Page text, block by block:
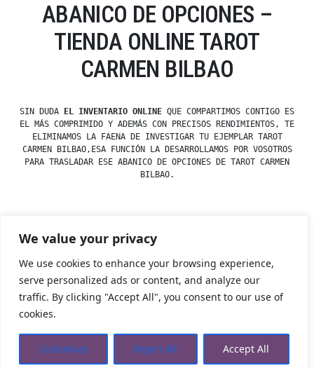
We value your privacy
We use cookies to enhance your browsing experience,
serve personalized ads or content, and analyze our
traffic. By clicking "Accept All", you consent to our use of
cookies.
Customize Reject All Accept All
ABANICO DE OPCIONES –
TIENDA ONLINE TAROT
CARMEN BILBAO
SIN DUDA EL INVENTARIO ONLINE QUE COMPARTIMOS CONTIGO ES
EL MÁS COMPRIMIDO Y ADEMÁS CON PRECISOS RENDIMIENTOS, TE
ELIMINAMOS LA FAENA DE INVESTIGAR TU EJEMPLAR TAROT
CARMEN BILBAO,ESA FUNCIÓN LA DESARROLLAMOS POR VOSOTROS
PARA TRASLADAR ESE ABANICO DE OPCIONES DE TAROT CARMEN
BILBAO.
Posted
esdfninj34 23 December, 2019
Tienda Esotérica Online – Librería Esotérica,Proudly
powered by WordPress.
Privacidad
Aviso Legal Cookies Web